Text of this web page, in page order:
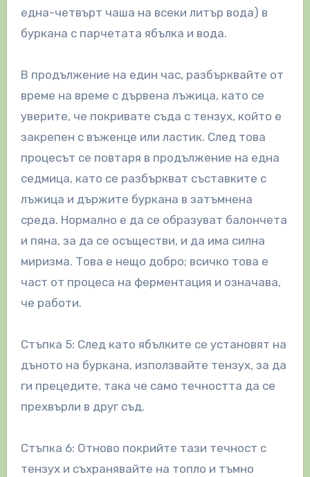
една-четвърт чаша на всеки литър вода) в
буркана с парчетата ябълка и вода.
В продължение на един час, разбърквайте от
време на време с дървена лъжица, като се
уверите, че покривате съда с тензух, който е
закрепен с въженце или ластик. След това
процесът се повтаря в продължение на една
седмица, като се разбъркват съставките с
лъжица и държите буркана в затъмнена
среда. Нормално е да се образуват балончета
и пяна, за да се осъществи, и да има силна
миризма. Това е нещо добро; всичко това е
част от процеса на ферментация и означава,
че работи.
Стъпка 5: След като ябълките се установят на
дъното на буркана, използвайте тензух, за да
ги прецедите, така че само течността да се
прехвърли в друг съд.
Стъпка 6: Отново покрийте тази течност с
тензух и съхранявайте на топло и тъмно